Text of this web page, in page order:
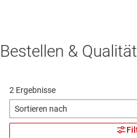
Bestellen & Qualität